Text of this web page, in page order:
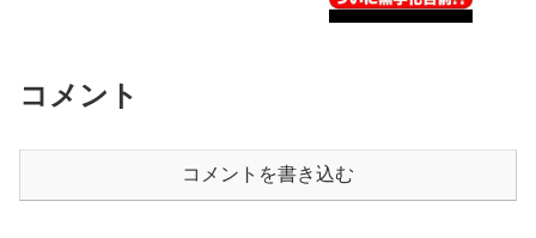
コメント
コメントを書き込む